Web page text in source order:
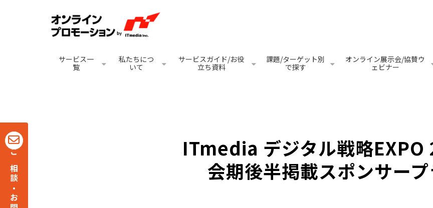
サービス一
覧
私たちにつ
いて
サービスガイド/お役
立ち資料
課題/ターゲット別
で探す
オンライン展示会/協賛ウ
ェビナー
ITmedia デジタル戦略EXPO
会期後半掲載スポンサー